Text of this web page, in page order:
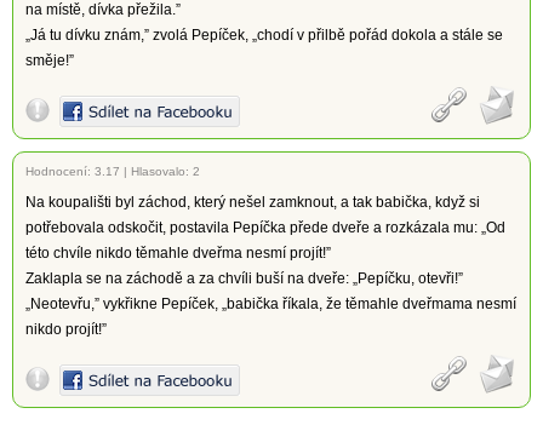
na místě, dívka přežila.”
„Já tu dívku znám,” zvolá Pepíček, „chodí v přilbě pořád dokola a stále se
směje!”
Hodnocení: 3.17 | Hlasovalo: 2
Na koupališti byl záchod, který nešel zamknout, a tak babička, když si
potřebovala odskočit, postavila Pepíčka přede dveře a rozkázala mu: „Od
této chvíle nikdo těmahle dveřma nesmí projít!”
Zaklapla se na záchodě a za chvíli buší na dveře: „Pepíčku, otevři!”
„Neotevřu,” vykřikne Pepíček, „babička říkala, že těmahle dveřmama nesmí
nikdo projít!”